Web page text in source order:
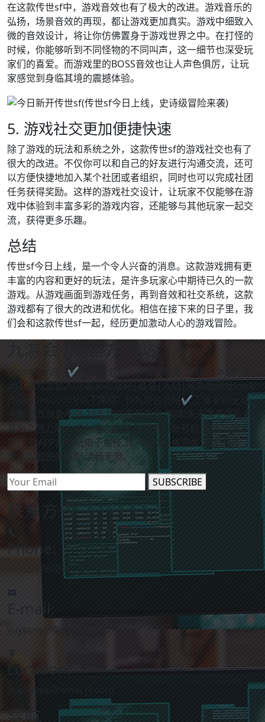
在这款传世sf中，游戏音效也有了极大的改进。游戏音乐的
弘扬，场景音效的再现，都让游戏更加真实。游戏中细致入
微的音效设计，将让你仿佛置身于游戏世界之中。在打怪的
时候，你能够听到不同怪物的不同叫声，这一细节也深受玩
家们的喜爱。而游戏里的BOSS音效也让人声色俱厉，让玩
家感觉到身临其境的震撼体验。
5. 游戏社交更加便捷快速
除了游戏的玩法和系统之外，这款传世sf的游戏社交也有了
很大的改进。不仅你可以和自己的好友进行沟通交流，还可
以方便快捷地加入某个社团或者组织，同时也可以完成社团
任务获得奖励。这样的游戏社交设计，让玩家不仅能够在游
戏中体验到丰富多彩的游戏内容，还能够与其他玩家一起交
流，获得更多乐趣。
总结
传世sf今日上线，是一个令人兴奋的消息。这款游戏拥有更
丰富的内容和更好的玩法，是许多玩家心中期待已久的一款
游戏。从游戏画面到游戏任务，再到音效和社交系统，这款
游戏都有了很大的改进和优化。相信在接下来的日子里，我
们会和这款传世sf一起，经历更加激动人心的游戏冒险。
九游会·[j9]官方网站
Welcome访问✔九游会·[j9]官方网站推荐【导航：baidu典
ag】J9九游会2026最新版官网|登录|入口|网页版网址[no1-
j9iuyouhui.com]以下简称：J9九游会官网✔正版官网全站,
全称:J9九游会平台,18年信誉推荐安全.保障!未来属于那些愿
意为之努力的人.J9九游会集团,登录会员账号后,进入全站入
口,下载APP后畅玩电子竞技,真人互动与体育类游戏,网页与
手机版都完美适配,流畅无阻。
SUBSCRIBE
联系方式
Phone:
+13594780205
E-mail:
jiuyouapp@www.j9.com
Location:
jiuyouapp@www.j9.com
导航